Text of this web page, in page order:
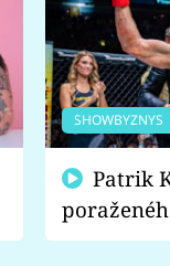
SHOWBYZNYS
fanoušci